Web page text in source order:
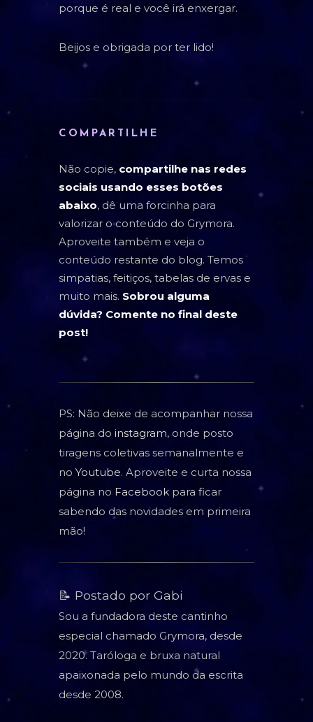
porque é real e você irá enxergar.
Beijos e obrigada por ter lido!
COMPARTILHE
Não copie, compartilhe nas redes
sociais usando esses botões
abaixo, dê uma forcinha para
valorizar o conteúdo do Grymora.
Aproveite também e veja o
conteúdo restante do blog. Temos
simpatias, feitiços, tabelas de ervas e
muito mais. Sobrou alguma
dúvida? Comente no final deste
post!
PS: Não deixe de acompanhar nossa
página do instagram, onde posto
tiragens coletivas semanalmente e
no Youtube. Aproveite e curta nossa
página no Facebook para ficar
sabendo das novidades em primeira
mão!
📝 Postado por Gabi
Sou a fundadora deste cantinho
especial chamado Grymora, desde
2020. Taróloga e bruxa natural
apaixonada pelo mundo da escrita
desde 2008.